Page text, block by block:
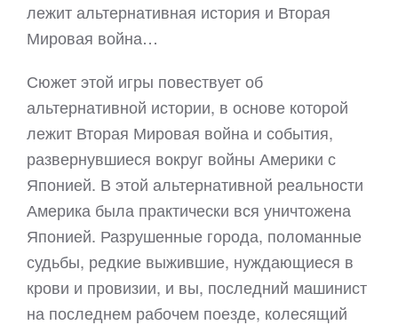
лежит альтернативная история и Вторая
Мировая война…
Сюжет этой игры повествует об
альтернативной истории, в основе которой
лежит Вторая Мировая война и события,
развернувшиеся вокруг войны Америки с
Японией. В этой альтернативной реальности
Америка была практически вся уничтожена
Японией. Разрушенные города, поломанные
судьбы, редкие выжившие, нуждающиеся в
крови и провизии, и вы, последний машинист
на последнем рабочем поезде, колесящий